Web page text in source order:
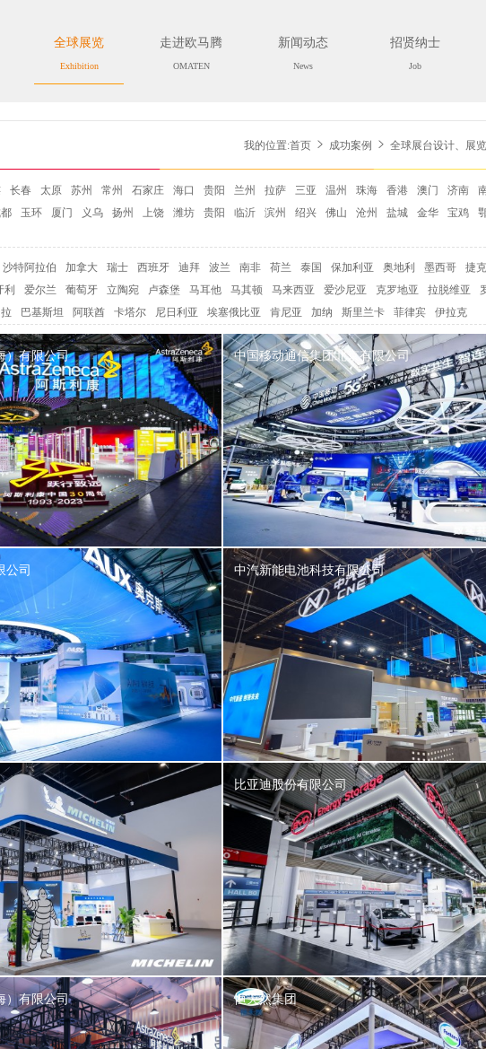
全球展览
Exhibition
走进欧马腾
OMATEN
新闻动态
News
招贤纳士
Job
我的位置:首页 成功案例 全球展台设计、展
长春 太原 苏州 常州 石家庄 海口 贵阳 兰州 拉萨 三亚 温州 珠海 香港 澳门 济南
玉环 厦门 义乌 扬州 上饶 潍坊 贵阳 临沂 滨州 绍兴 佛山 沧州 盐城 金华 宝鸡
沙特阿拉伯 加拿大 瑞士 西班牙 迪拜 波兰 南非 荷兰 泰国 保加利亚 奥地利 墨西哥
捷克
利 爱尔兰 葡萄牙 立陶宛 卢森堡 马耳他 马其顿 马来西亚 爱沙尼亚 克罗地亚 拉脱维亚
巴基斯坦 阿联酋 卡塔尔 尼日利亚 埃塞俄比亚 肯尼亚 加纳 斯里兰卡 菲律宾 伊拉克
）有限公司 中国移动通信集团北京有限公司
公司 中汽新能电池科技有限公司
比亚迪股份有限公司
）有限公司 恒天然集团